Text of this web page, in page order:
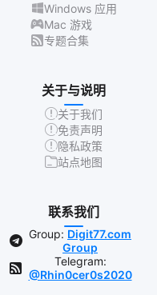
Windows 应用
Mac 游戏
专题合集
关于与说明
关于我们
免责声明
隐私政策
站点地图
联系我们
Group: Digit77.com
Group
Telegram:
@Rhin0cer0s2020